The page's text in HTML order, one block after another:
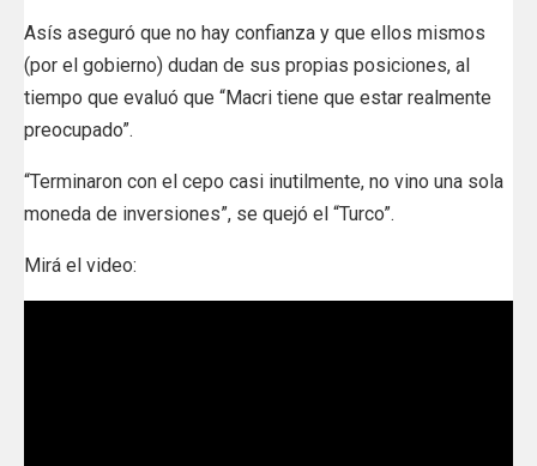
Asís aseguró que no hay confianza y que ellos mismos
(por el gobierno) dudan de sus propias posiciones, al
tiempo que evaluó que “Macri tiene que estar realmente
preocupado”.
“Terminaron con el cepo casi inutilmente, no vino una sola
moneda de inversiones”, se quejó el “Turco”.
Mirá el video: